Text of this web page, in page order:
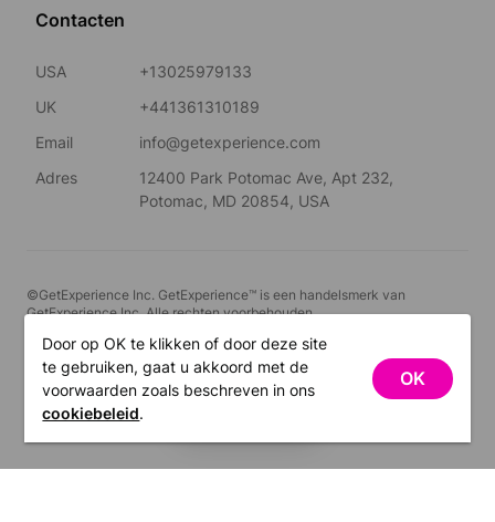
Contacten
USA
+13025979133
UK
+441361310189
Email
info@getexperience.com
Adres
12400 Park Potomac Ave, Apt 232,
Potomac, MD 20854, USA
©GetExperience Inc. GetExperience™ is een handelsmerk van
GetExperience Inc. Alle rechten voorbehouden.
Nederlands
Door op OK te klikken of door deze site
te gebruiken, gaat u akkoord met de
voorwaarden zoals beschreven in ons
cookiebeleid.
OK